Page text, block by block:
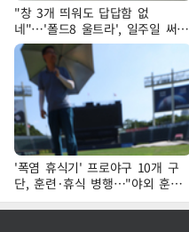
"창 3개 띄워도 답답함 없
네"…'폴드8 울트라', 일주일 써보
니
'폭염 휴식기' 프로야구 10개 구
단, 훈련·휴식 병행…"야외 훈련
해도 안전 최우선"